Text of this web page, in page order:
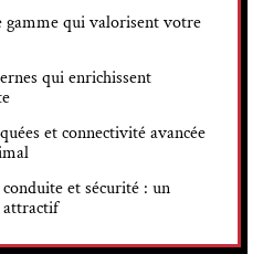
gamme qui valorisent votre
qui enrichissent
et connectivité avancée
conduite et sécurité : un